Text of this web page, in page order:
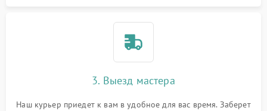
3. Выезд мастера
Наш курьер приедет к вам в удобное для вас время. Заберет